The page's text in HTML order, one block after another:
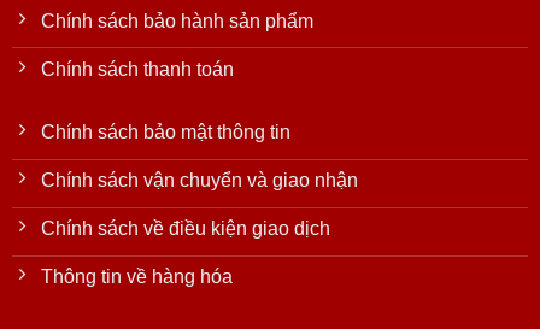
Chính sách bảo hành sản phẩm
Chính sách thanh toán
Chính sách bảo mật thông tin
Chính sách vận chuyển và giao nhận
Chính sách về điều kiện giao dịch
Thông tin về hàng hóa